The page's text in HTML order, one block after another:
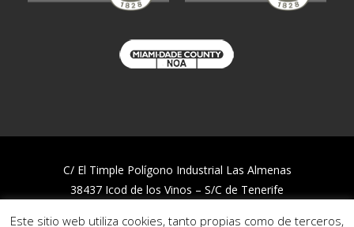
C/ El Timple Polígono Industrial Las Almenas
38437 Icod de los Vinos – S/C de Tenerife
Este sitio web utiliza cookies, tanto propias como de terceros,